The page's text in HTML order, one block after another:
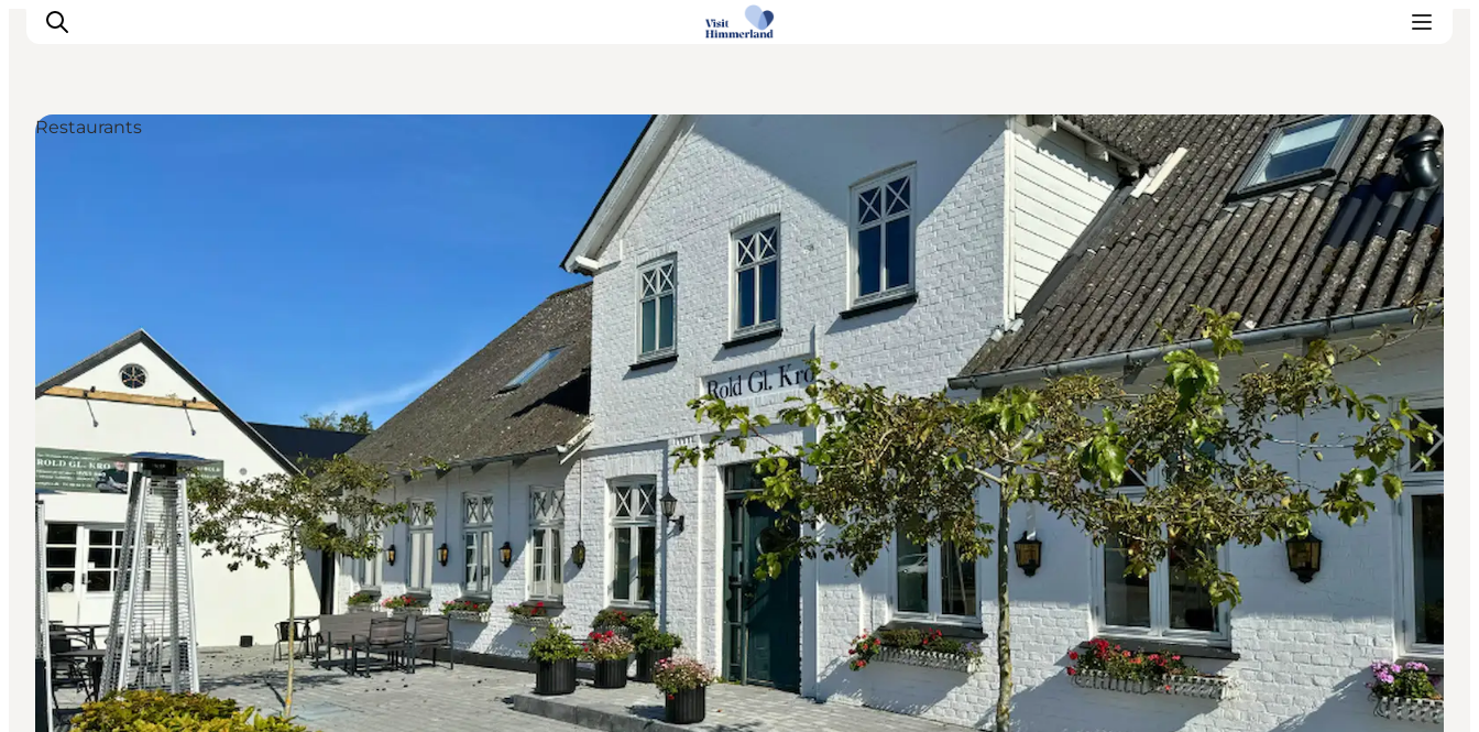
Praktische Informationen
Restaurants